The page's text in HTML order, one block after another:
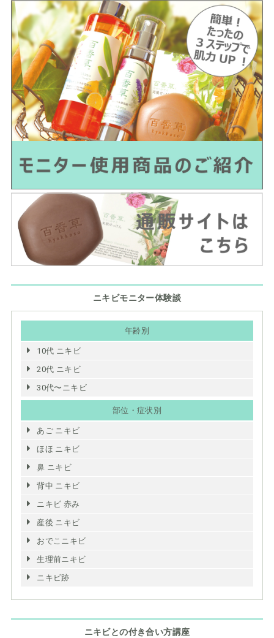
ニキビモニター体験談
年齢別
10代 ニキビ
20代 ニキビ
30代〜ニキビ
部位・症状別
あご ニキビ
ほほ ニキビ
鼻 ニキビ
背中 ニキビ
ニキビ 赤み
産後 ニキビ
おでこニキビ
生理前ニキビ
ニキビ跡
ニキビとの付き合い方講座